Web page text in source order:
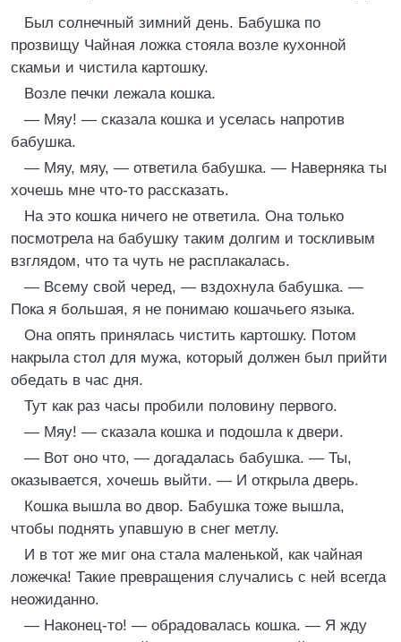
Был солнечный зимний день. Бабушка по
прозвищу Чайная ложка стояла возле кухонной
скамьи и чистила картошку.
Возле печки лежала кошка.
— Мяу! — сказала кошка и уселась напротив
бабушка.
— Мяу, мяу, — ответила бабушка. — Наверняка ты
хочешь мне что-то рассказать.
На это кошка ничего не ответила. Она только
посмотрела на бабушку таким долгим и тоскливым
взглядом, что та чуть не расплакалась.
— Всему свой черед, — вздохнула бабушка. —
Пока я большая, я не понимаю кошачьего языка.
Она опять принялась чистить картошку. Потом
накрыла стол для мужа, который должен был прийти
обедать в час дня.
Тут как раз часы пробили половину первого.
— Мяу! — сказала кошка и подошла к двери.
— Вот оно что, — догадалась бабушка. — Ты,
оказывается, хочешь выйти. — И открыла дверь.
Кошка вышла во двор. Бабушка тоже вышла,
чтобы поднять упавшую в снег метлу.
И в тот же миг она стала маленькой, как чайная
ложечка! Такие превращения случались с ней всегда
неожиданно.
— Наконец-то! — обрадовалась кошка. — Я жду